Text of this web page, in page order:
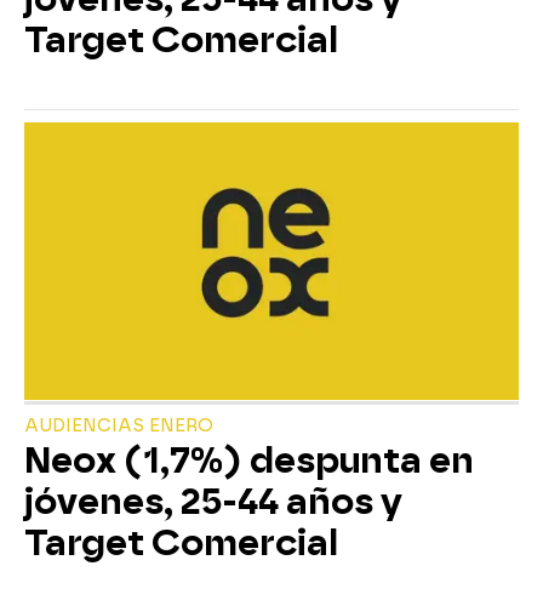
Target Comercial
AUDIENCIAS ENERO
Neox (1,7%) despunta en
jóvenes, 25-44 años y
Target Comercial